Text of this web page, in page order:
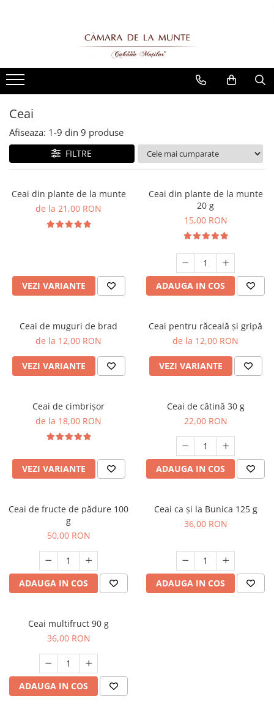
Ceai
Afiseaza: 1-9 din 9 produse
FILTRE
Ceai din plante de la munte
de la 21,00 RON
VEZI VARIANTE
Ceai din plante de la munte
20 g
15,00 RON
ADAUGA IN COS
Ceai de muguri de brad
de la 12,00 RON
VEZI VARIANTE
Ceai pentru răceală și gripă
de la 12,00 RON
VEZI VARIANTE
Ceai de cimbrișor
de la 18,00 RON
VEZI VARIANTE
Ceai de cătină 30 g
22,00 RON
ADAUGA IN COS
Ceai de fructe de pădure 100
g
50,00 RON
ADAUGA IN COS
Ceai ca și la Bunica 125 g
36,00 RON
ADAUGA IN COS
Ceai multifruct 90 g
36,00 RON
ADAUGA IN COS